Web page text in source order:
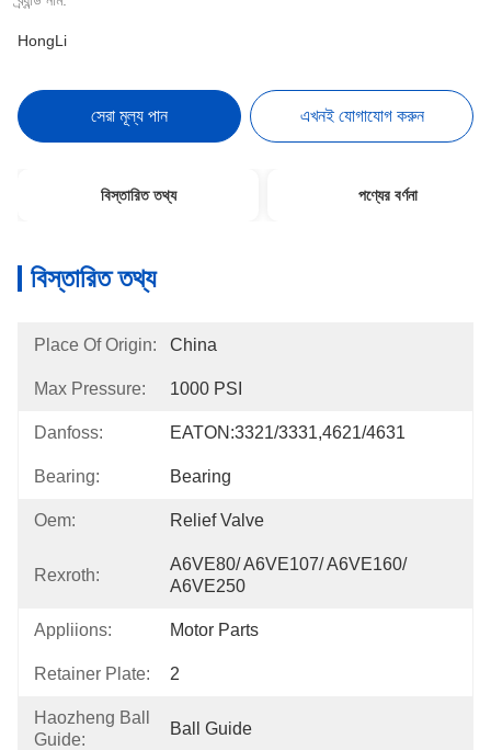
HongLi
সেরা মূল্য পান এখনই যোগাযোগ করুন
বিস্তারিত তথ্য পণ্যের বর্ণনা
বিস্তারিত তথ্য
Place Of Origin: China
Max Pressure: 1000 PSI
Danfoss: EATON:3321/3331,4621/4631
Bearing: Bearing
Oem: Relief Valve
Rexroth:
A6VE80/ A6VE107/ A6VE160/
A6VE250
Appliions: Motor Parts
Retainer Plate: 2
Haozheng Ball
Guide:
Ball Guide